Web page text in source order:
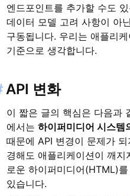
엔드포인트를 추가할 수도
데이터 모델 고려 사항이 아
구동됩니다. 우리는 애플리
기준으로 생각합니다.
API 변화
이 짧은 글의 핵심은 다음과
에서는하이퍼미디어 시스템
때문에 API 변경이 문제가
경해도 애플리케이션이 깨
로운 하이퍼미디어(HTML)
있습니다.